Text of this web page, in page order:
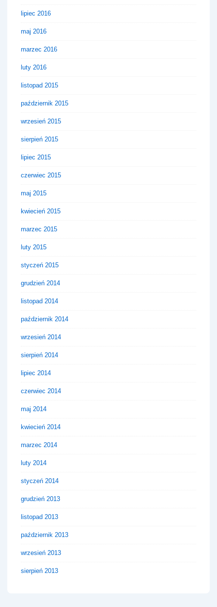
lipiec 2016
maj 2016
marzec 2016
luty 2016
listopad 2015
październik 2015
wrzesień 2015
sierpień 2015
lipiec 2015
czerwiec 2015
maj 2015
kwiecień 2015
marzec 2015
luty 2015
styczeń 2015
grudzień 2014
listopad 2014
październik 2014
wrzesień 2014
sierpień 2014
lipiec 2014
czerwiec 2014
maj 2014
kwiecień 2014
marzec 2014
luty 2014
styczeń 2014
grudzień 2013
listopad 2013
październik 2013
wrzesień 2013
sierpień 2013